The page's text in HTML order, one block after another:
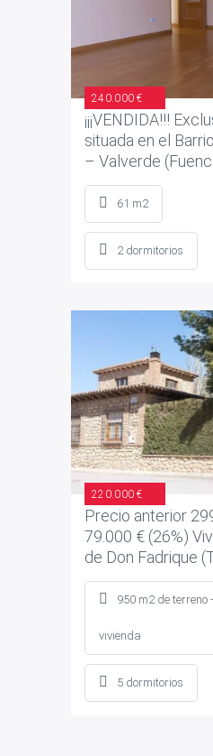
240.000 €
¡¡¡VENDIDA!!!
situada en el
– Valverde
61 m2
2 dormitorios
220.000 €
Precio anterior
79.000 € (26%)
de Don Fadrique
950 m2 de terreno
vivienda
5 dormitorios